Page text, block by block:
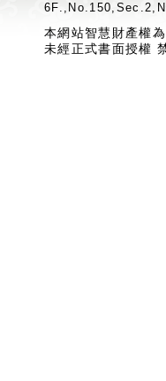
本網站智慧財產權
未經正式書面授權